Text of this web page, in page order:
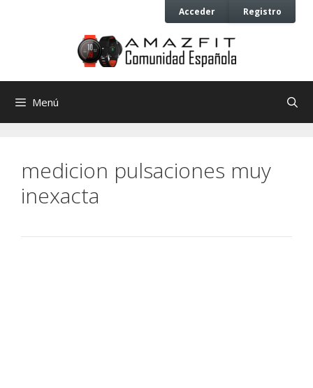
Acceder Registro
Menú
medicion pulsaciones muy
inexacta